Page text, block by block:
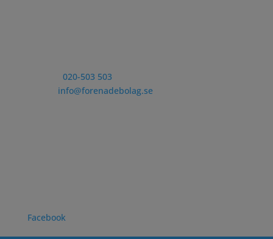
020-503 503
info@forenadebolag.se
Facebook